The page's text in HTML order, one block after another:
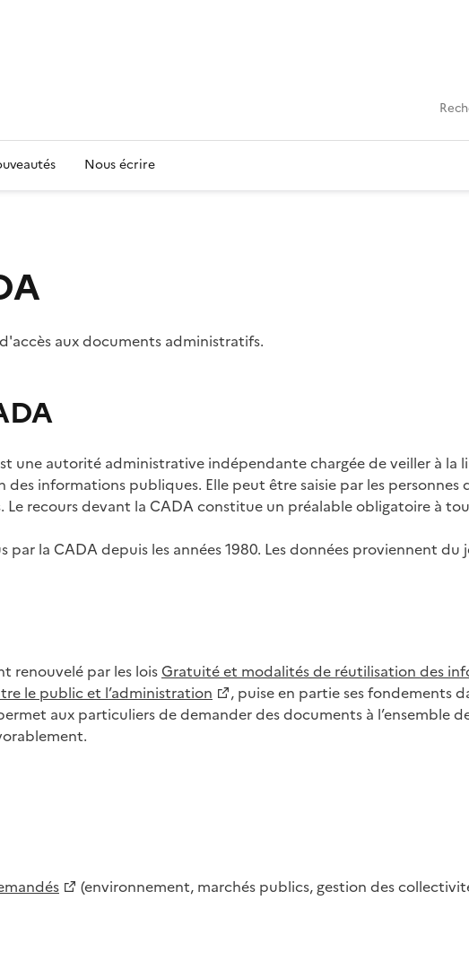
Nous écrire
aux documents administratifs.
une autorité administrative indépendante chargée de veiller à la
informations publiques. Elle peut être saisie par les personnes
recours devant la CADA constitue un préalable obligatoire à
la CADA depuis les années 1980. Les données proviennent du
renouvelé par les loisGratuité et modalités de réutilisation des
le public et l’administration
, puise en partie ses fondements
aux particuliers de demander des documents à l’ensemble
(environnement, marchés publics, gestion des